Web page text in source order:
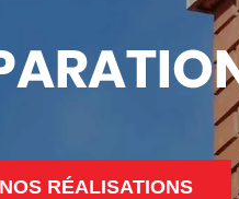
RÉALISATIONS